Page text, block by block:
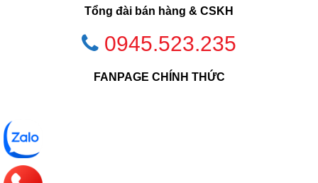
Tổng đài bán hàng & CSKH
0945.523.235
FANPAGE CHÍNH THỨC